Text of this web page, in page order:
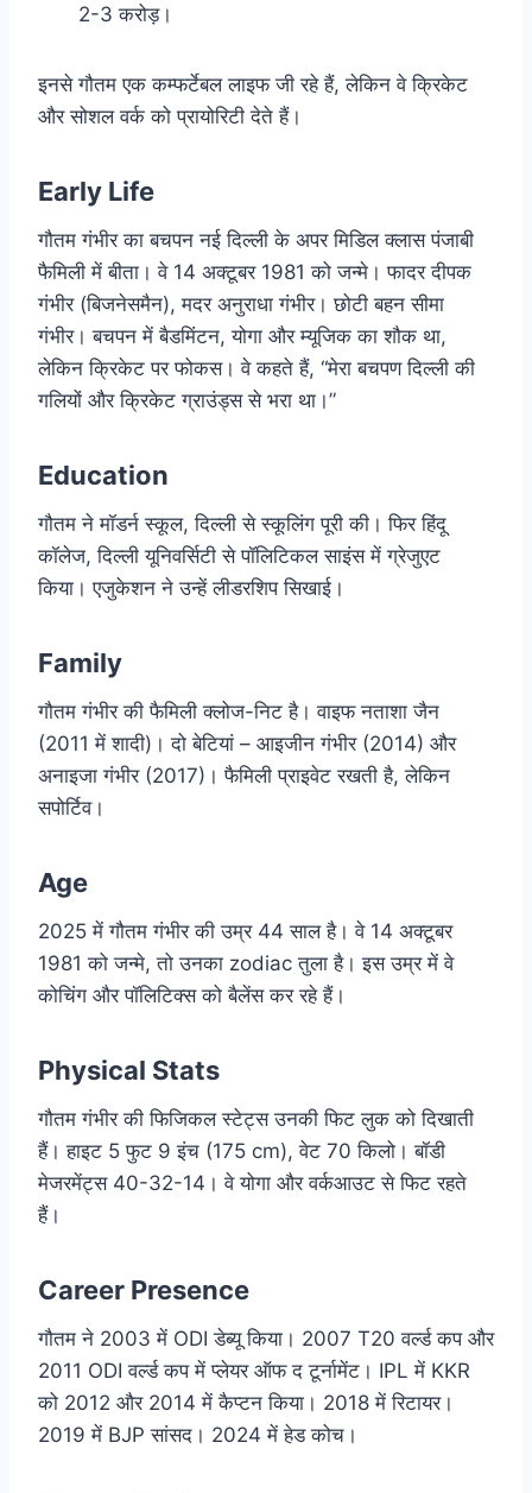
2-3 करोड़।
इनसे गौतम एक कम्फर्टेबल लाइफ जी रहे हैं, लेकिन वे क्रिकेट
और सोशल वर्क को प्रायोरिटी देते हैं।
Early Life
गौतम गंभीर का बचपन नई दिल्ली के अपर मिडिल क्लास पंजाबी
फैमिली में बीता। वे 14 अक्टूबर 1981 को जन्मे। फादर दीपक
गंभीर (बिजनेसमैन), मदर अनुराधा गंभीर। छोटी बहन सीमा
गंभीर। बचपन में बैडमिंटन, योगा और म्यूजिक का शौक था,
लेकिन क्रिकेट पर फोकस। वे कहते हैं, “मेरा बचपण दिल्ली की
गलियों और क्रिकेट ग्राउंड्स से भरा था।”
Education
गौतम ने मॉडर्न स्कूल, दिल्ली से स्कूलिंग पूरी की। फिर हिंदू
कॉलेज, दिल्ली यूनिवर्सिटी से पॉलिटिकल साइंस में ग्रेजुएट
किया। एजुकेशन ने उन्हें लीडरशिप सिखाई।
Family
गौतम गंभीर की फैमिली क्लोज-निट है। वाइफ नताशा जैन
(2011 में शादी)। दो बेटियां – आइजीन गंभीर (2014) और
अनाइजा गंभीर (2017)। फैमिली प्राइवेट रखती है, लेकिन
सपोर्टिव।
Age
2025 में गौतम गंभीर की उम्र 44 साल है। वे 14 अक्टूबर
1981 को जन्मे, तो उनका zodiac तुला है। इस उम्र में वे
कोचिंग और पॉलिटिक्स को बैलेंस कर रहे हैं।
Physical Stats
गौतम गंभीर की फिजिकल स्टेट्स उनकी फिट लुक को दिखाती
हैं। हाइट 5 फुट 9 इंच (175 cm), वेट 70 किलो। बॉडी
मेजरमेंट्स 40-32-14। वे योगा और वर्कआउट से फिट रहते
हैं।
Career Presence
गौतम ने 2003 में ODI डेब्यू किया। 2007 T20 वर्ल्ड कप और
2011 ODI वर्ल्ड कप में प्लेयर ऑफ द टूर्नामेंट। IPL में KKR
को 2012 और 2014 में कैप्टन किया। 2018 में रिटायर।
2019 में BJP सांसद। 2024 में हेड कोच।